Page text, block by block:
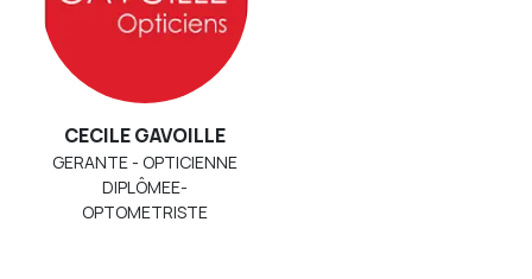
CECILE GAVOILLE
GERANTE - OPTICIENNE
DIPLÔMEE-
OPTOMETRISTE